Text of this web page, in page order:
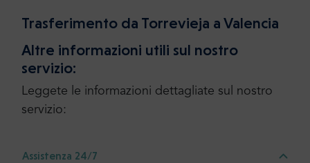
Trasferimento da Torrevieja a Valencia
Altre informazioni utili sul nostro
servizio:
Leggete le informazioni dettagliate sul nostro
servizio:
Assistenza 24/7